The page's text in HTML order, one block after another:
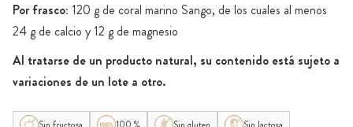
Por frasco: 120 g de coral marino Sango, de los cuales al menos
24 g de calcio y 12 g de magnesio
Al tratarse de un producto natural, su contenido está sujeto a
variaciones de un lote a otro.